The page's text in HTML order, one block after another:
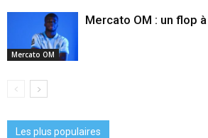
Mercato OM
Mercato OM : un flop à
Les plus populaires